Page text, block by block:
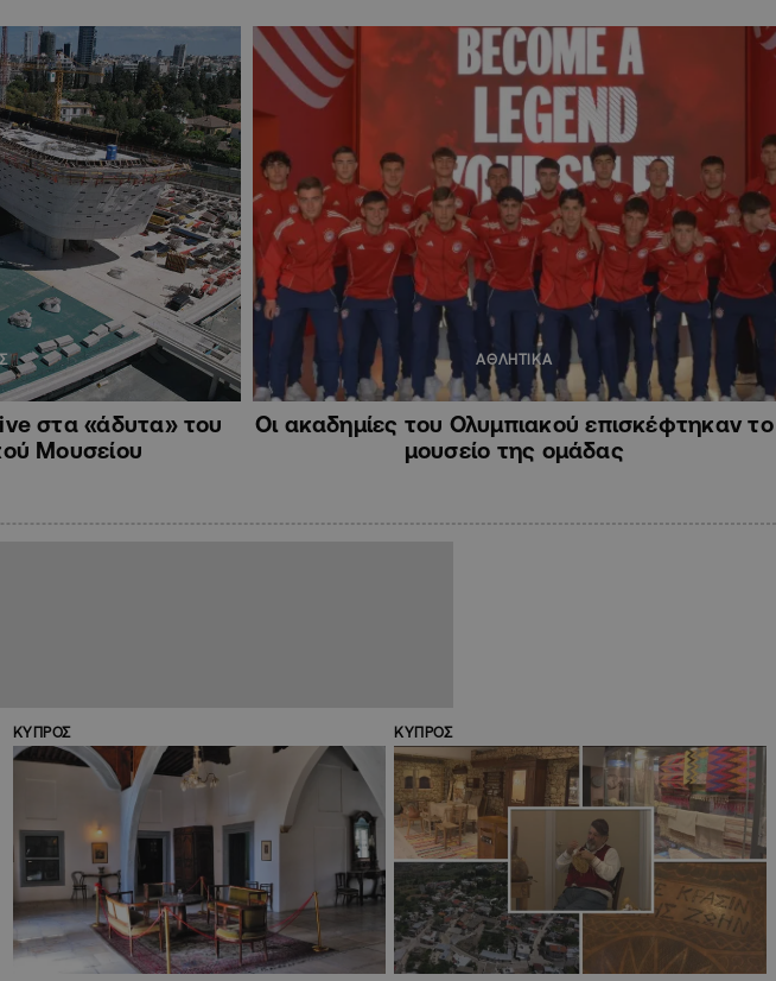
στα «άδυτα» του
Μουσείου
ΑΘΛΗΤΙΚΑ
Οι ακαδημίες του Ολυμπιακού επισκέφτηκαν το
μουσείο της ομάδας
ΚΥΠΡΟΣ ΚΥΠΡΟΣ